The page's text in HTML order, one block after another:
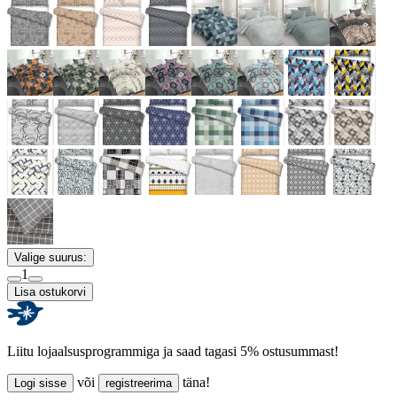
Valige suurus:
1
Lisa ostukorvi
Liitu lojaalsusprogrammiga ja saad tagasi 5% ostusummast!
Logi sisse või registreerima täna!